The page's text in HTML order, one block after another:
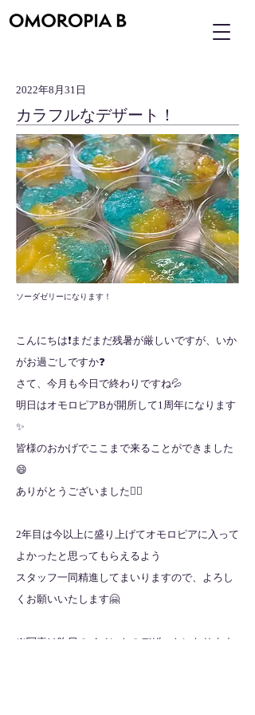
2022年8月31日
カラフルなデザート！
ソーダゼリーになります！
こんにちは❗️まだまだ残暑が厳しいですが、いか
がお過ごしですか❓
さて、今月も今日で終わりですね💦
明日はオモロピアBが開所して1周年になります
✨
皆様のおかげでここまで来ることができました
😄
ありがとうございました🙇‍♂️
2年目は今以上に盛り上げてオモロピアに入って
よかったと思ってもらえるよう
スタッフ一同精進してまいりますので、よろし
くお願いいたします🤗
※写真は昨日のイベントのデザートになります